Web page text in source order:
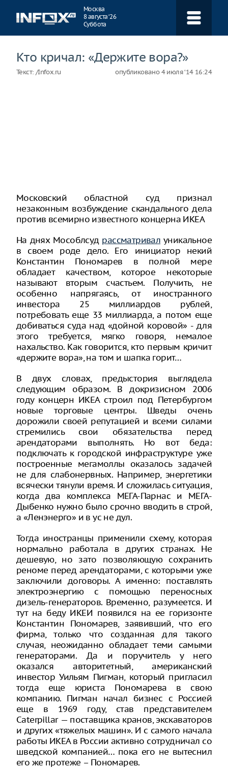
Москва
8 августа ‘26
Суббота
Кто кричал: «Держите вора?»
Текст: /Infox.ru опубликовано4 июля ‘14 16:24
Московский областной суд признал
незаконным возбуждение скандального дела
против всемирно известного концерна ИКЕА
На днях Мособлсуд рассматривал уникальное
в своем роде дело. Его инициатор некий
Константин Пономарев в полной мере
обладает качеством, которое некоторые
называют вторым счастьем. Получить, не
особенно напрягаясь, от иностранного
инвестора 25 миллиардов рублей,
потребовать еще 33 миллиарда, а потом еще
добиваться суда над «дойной коровой» - для
этого требуется, мягко говоря, немалое
нахальство. Как говорится, кто первым кричит
«держите вора», на том и шапка горит…
В двух словах, предыстория выглядела
следующим образом. В докризисном 2006
году концерн ИКЕА строил под Петербургом
новые торговые центры. Шведы очень
дорожили своей репутацией и всеми силами
стремились свои обязательства перед
арендаторами выполнять. Но вот беда:
подключать к городской инфраструктуре уже
построенные мегамоллы оказалось задачей
не для слабонервных. Например, энергетики
всячески тянули время. И сложилась ситуация,
когда два комплекса МЕГА-Парнас и МЕГА-
Дыбенко нужно было срочно вводить в строй,
а «Ленэнерго» и в ус не дул.
Тогда иностранцы применили схему, которая
нормально работала в других странах. Не
дешевую, но зато позволяющую сохранить
реноме перед арендаторами, с которыми уже
заключили договоры. А именно: поставлять
электроэнергию с помощью переносных
дизель-генераторов. Временно, разумеется. И
тут на беду ИКЕИ появился на ее горизонте
Константин Пономарев, заявивший, что его
фирма, только что созданная для такого
случая, неожиданно обладает теми самыми
генераторами. Да и поручитель у него
оказался авторитетный, американский
инвестор Уильям Пигман, который пригласил
тогда еще юриста Пономарева в свою
компанию. Пигман начал бизнес с Россией
еще в 1969 году, став представителем
Caterpillar — поставщика кранов, экскаваторов
и других «тяжелых машин». И с самого начала
работы ИКЕА в России активно сотрудничал со
шведской компанией… пока его не вытеснил
его же протеже – Пономарев.